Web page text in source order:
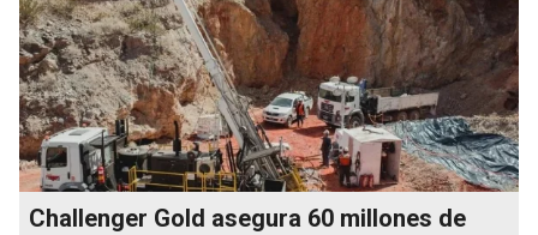
Challenger Gold asegura 60 millones de